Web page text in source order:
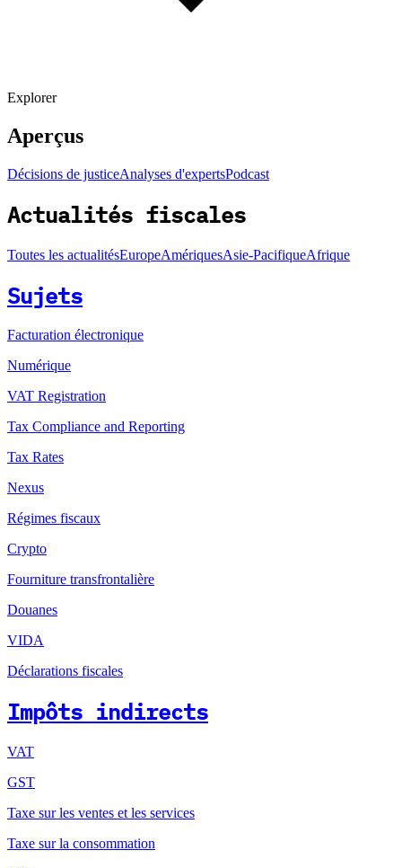
Explorer
Aperçus
Décisions de justiceAnalyses d'expertsPodcast
Actualités fiscales
Toutes les actualitésEuropeAmériquesAsie-PacifiqueAfrique
Sujets
Facturation électronique
Numérique
VAT Registration
Tax Compliance and Reporting
Tax Rates
Nexus
Régimes fiscaux
Crypto
Fourniture transfrontalière
Douanes
VIDA
Déclarations fiscales
Impôts indirects
VAT
GST
Taxe sur les ventes et les services
Taxe sur la consommation